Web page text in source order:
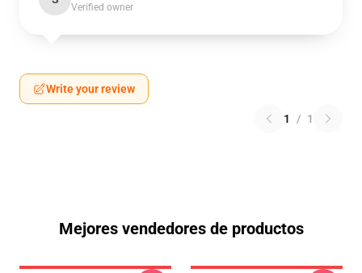
Verified owner
Write your review
1 / 1
Mejores vendedores de productos